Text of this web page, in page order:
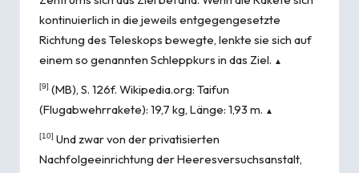
kontinuierlich in die jeweils entgegengesetzte
Richtung des Teleskops bewegte, lenkte sie sich auf
einem so genannten Schleppkurs in das Ziel. ▲
[9] (MB), S. 126f. Wikipedia.org: Taifun
(Flugabwehrrakete): 19,7 kg, Länge: 1,93 m. ▲
[10] Und zwar von der privatisierten
Nachfolgeeinrichtung der Heeresversuchsanstalt,